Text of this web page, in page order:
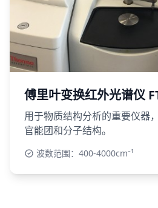
傅里叶变换红外光谱仪
用于物质结构分析的重要仪器
官能团和分子结构。
波数范围：400-4000cm⁻¹